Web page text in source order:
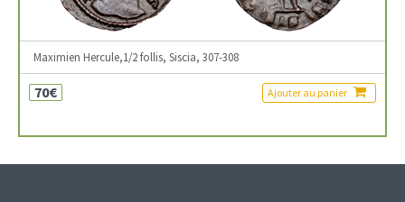
Maximien Hercule,1/2 follis, Siscia, 307-308
70€ Ajouter au panier